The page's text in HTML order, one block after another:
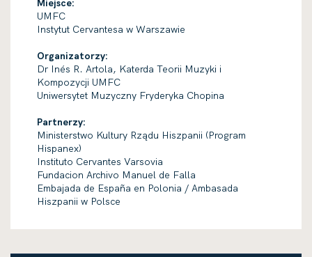
Miejsce:
UMFC
Instytut Cervantesa w Warszawie
Organizatorzy:
Dr Inés R. Artola, Katerda Teorii Muzyki i
Kompozycji UMFC
Uniwersytet Muzyczny Fryderyka Chopina
Partnerzy:
Ministerstwo Kultury Rządu Hiszpanii (Program
Hispanex)
Instituto Cervantes Varsovia
Fundacion Archivo Manuel de Falla
Embajada de España en Polonia / Ambasada
Hiszpanii w Polsce